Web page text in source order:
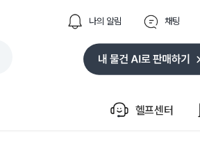
나의 알림 채팅
헬프센터